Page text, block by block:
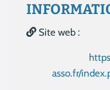
Site web :
asso.fr/